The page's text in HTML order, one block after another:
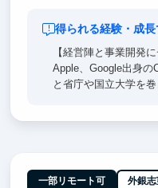
得られる経験・成
【経営陣と事業開発
Apple、Google出身の
と省庁や国立大学を
務にはどんどん挑戦で
一部リモート可 外銀